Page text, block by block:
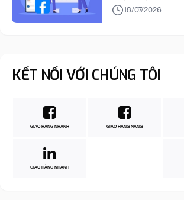
18/07/2026
KẾT NỐI VỚI CHÚNG TÔI
GIAO HÀNG NHANH GIAO HÀNG NẶNG
GIAO HÀNG NHANH